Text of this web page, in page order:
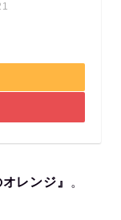
レンジ』 。